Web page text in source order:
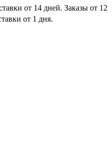
от 14 дней. Заказы от 12
от 1 дня.